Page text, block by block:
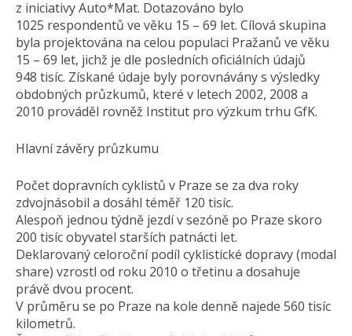
z iniciativy Auto*Mat. Dotazováno bylo
1025 respondentů ve věku 15 – 69 let. Cílová skupina
byla projektována na celou populaci Pražanů ve věku
15 – 69 let, jichž je dle posledních oficiálních údajů
948 tisíc. Získané údaje byly porovnávány s výsledky
obdobných průzkumů, které v letech 2002, 2008 a
2010 prováděl rovněž Institut pro výzkum trhu GfK.
Hlavní závěry průzkumu
Počet dopravních cyklistů v Praze se za dva roky
zdvojnásobil a dosáhl téměř 120 tisíc.
Alespoň jednou týdně jezdí v sezóně po Praze skoro
200 tisíc obyvatel starších patnácti let.
Deklarovaný celoroční podíl cyklistické dopravy (modal
share) vzrostl od roku 2010 o třetinu a dosahuje
právě dvou procent.
V průměru se po Praze na kole denně najede 560 tisíc
kilometrů.